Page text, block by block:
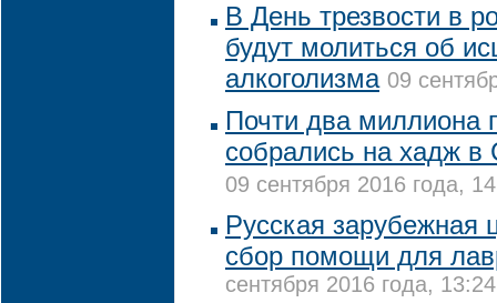
В День трезвости в
будут молиться об
алкоголизма 09
Почти два миллиона
собрались на хадж в
09 сентября 2016 года,
Русская зарубежная
сбор помощи для
сентября 2016 года, 13:24